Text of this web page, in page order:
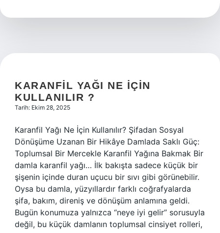
kg
KARANFIL YAĞI NE IÇIN
KULLANILIR ?
Tarih: Ekim 28, 2025
Karanfil Yağı Ne İçin Kullanılır? Şifadan Sosyal
Dönüşüme Uzanan Bir Hikâye Damlada Saklı Güç:
Toplumsal Bir Mercekle Karanfil Yağına Bakmak Bir
damla karanfil yağı… İlk bakışta sadece küçük bir
şişenin içinde duran uçucu bir sıvı gibi görünebilir.
Oysa bu damla, yüzyıllardır farklı coğrafyalarda
şifa, bakım, direniş ve dönüşüm anlamına geldi.
Bugün konumuza yalnızca “neye iyi gelir” sorusuyla
değil, bu küçük damlanın toplumsal cinsiyet rolleri,